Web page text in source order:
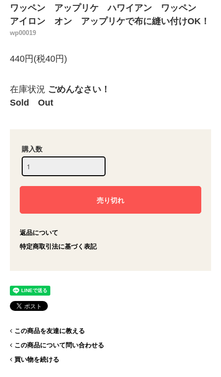
ワッペン アップリケ ハワイアン ワッペン
アイロン オン アップリケで布に縫い付けOK！
wp00019
440円(税40円)
在庫状況 ごめんなさい！
Sold Out
購入数
返品について
特定商取引法に基づく表記
この商品を友達に教える
この商品について問い合わせる
買い物を続ける